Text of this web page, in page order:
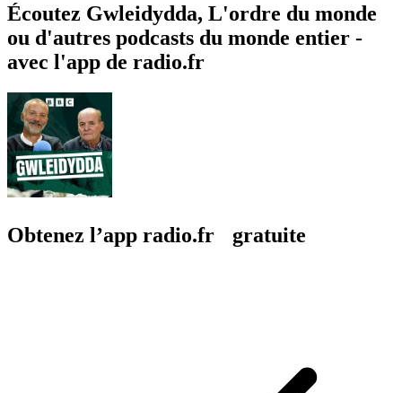
Écoutez Gwleidydda, L'ordre du monde
ou d'autres podcasts du monde entier -
avec l'app de radio.fr
Obtenez l’app radio.fr gratuite